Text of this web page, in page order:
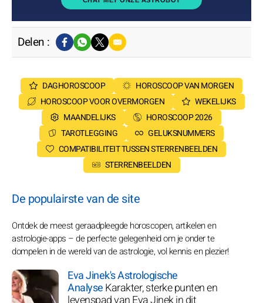
Delen :
DAGHOROSCOOP
HOROSCOOP VAN MORGEN
HOROSCOOP VOOR OVERMORGEN
WEKELIJKS
MAANDELIJKS
HOROSCOOP 2026
TAROTLEGGING
GELUKSNUMMERS
COMPATIBILITEIT TUSSEN STERRENBEELDEN
STERRENBEELDEN
De populairste van de site
Ontdek de meest geraadpleegde horoscopen, artikelen en
astrologie-apps – de perfecte gelegenheid om je onder te
dompelen in de wereld van de astrologie, vol kennis en plezier!
Eva Jinek's Astrologische
AnalyseKarakter, sterke punten en